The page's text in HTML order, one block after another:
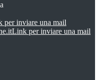
per inviare una mail
Link per inviare una mail